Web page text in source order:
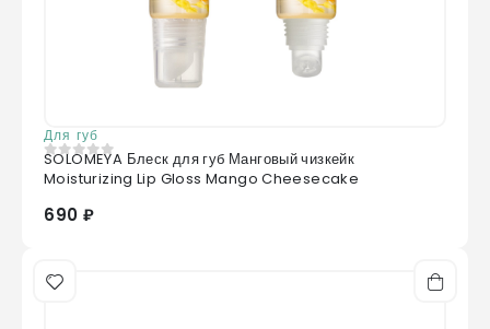
Для губ
0 из 5
SOLOMEYA Блеск для губ Манговый чизкейк
Moisturizing Lip Gloss Mango Cheesecake
690 ₽